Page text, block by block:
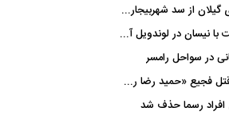
بازدید معاون آب منطقه‌ای گیلان از سد شهربیجار برای تداوم تأمین آب شرب استان
تصادف مرگبار موتورسیکلت با نیسان در لوندویل آستارا/ انتقال مصدوم با اورژانس هوایی به رشت
جزئیات تازه از ربایش و قتل فجیع «حمید رضا رجب زاده» مداح جوان تهرانی؛ ۴ متهم بازداشت شدند
افراد رسما حذف شد